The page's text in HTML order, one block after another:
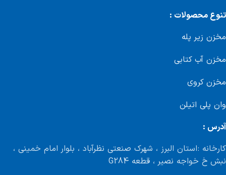
تنوع محصولات :
مخزن زیر پله
مخزن آب کتابی
مخزن کروی
وان پلی اتیلن
آدرس :
کارخانه : استان البرز ، شهرک صنعتی نظرآباد ، بلوار امام خمینی ،
نبش خ خواجه نصیر ، قطعه G284